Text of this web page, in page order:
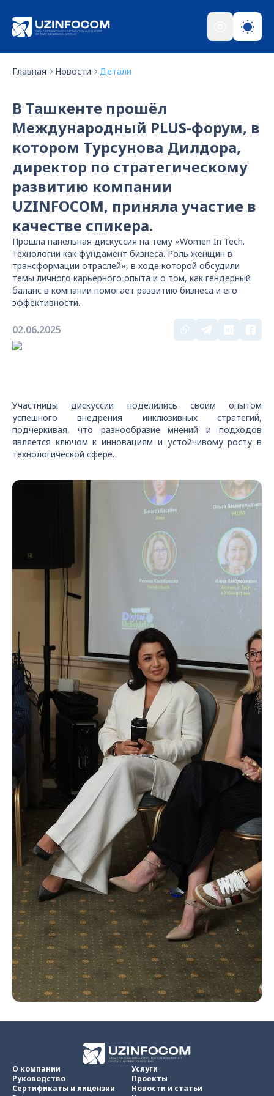
Главная Новости Детали
В Ташкенте прошёл
Международный PLUS-форум, в
котором Турсунова Дилдора,
директор по стратегическому
развитию компании
UZINFOCOM, приняла участие в
качестве спикера.
Прошла панельная дискуссия на тему «Women In Tech.
Технологии как фундамент бизнеса. Роль женщин в
трансформации отраслей», в ходе которой обсудили
темы личного карьерного опыта и о том, как гендерный
баланс в компании помогает развитию бизнеса и его
эффективности.
02.06.2025
Участницы дискуссии поделились своим опытом
успешного внедрения инклюзивных стратегий,
подчеркивая, что разнообразие мнений и подходов
является ключом к инновациям и устойчивому росту в
технологической сфере.
О компании
Руководство
Сертификаты и лицензии
Услуги
Проекты
Новости и статьи